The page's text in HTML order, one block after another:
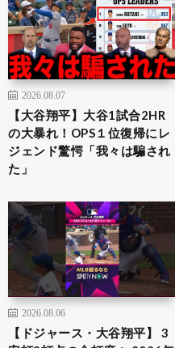
2026.08.07
【大谷翔平】大谷1試合2HR
の大暴れ！OPS１位復帰にレ
ジェンド驚愕「我々は騙され
た」
2026.08.06
【ドジャース・大谷翔平】 3